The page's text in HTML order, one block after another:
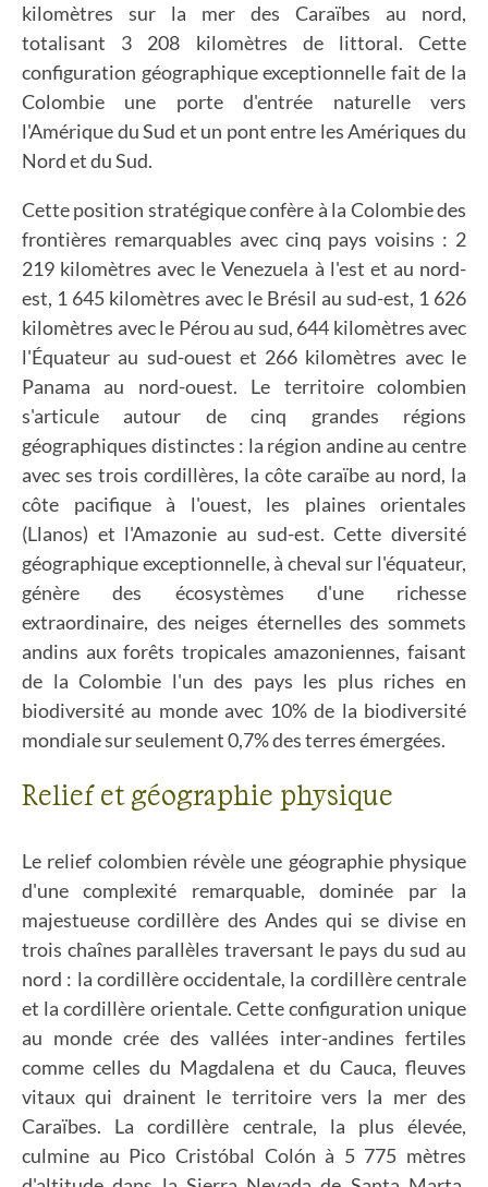
kilomètres sur la mer des Caraïbes au nord,
totalisant 3 208 kilomètres de littoral. Cette
configuration géographique exceptionnelle fait de la
Colombie une porte d'entrée naturelle vers
l'Amérique du Sud et un pont entre les Amériques du
Nord et du Sud.
Cette position stratégique confère à la Colombie des
frontières remarquables avec cinq pays voisins : 2
219 kilomètres avec le Venezuela à l'est et au nord-
est, 1 645 kilomètres avec le Brésil au sud-est, 1 626
kilomètres avec le Pérou au sud, 644 kilomètres avec
l'Équateur au sud-ouest et 266 kilomètres avec le
Panama au nord-ouest. Le territoire colombien
s'articule autour de cinq grandes régions
géographiques distinctes : la région andine au centre
avec ses trois cordillères, la côte caraïbe au nord, la
côte pacifique à l'ouest, les plaines orientales
(Llanos) et l'Amazonie au sud-est. Cette diversité
géographique exceptionnelle, à cheval sur l'équateur,
génère des écosystèmes d'une richesse
extraordinaire, des neiges éternelles des sommets
andins aux forêts tropicales amazoniennes, faisant
de la Colombie l'un des pays les plus riches en
biodiversité au monde avec 10% de la biodiversité
mondiale sur seulement 0,7% des terres émergées.
Relief et géographie physique
Le relief colombien révèle une géographie physique
d'une complexité remarquable, dominée par la
majestueuse cordillère des Andes qui se divise en
trois chaînes parallèles traversant le pays du sud au
nord : la cordillère occidentale, la cordillère centrale
et la cordillère orientale. Cette configuration unique
au monde crée des vallées inter-andines fertiles
comme celles du Magdalena et du Cauca, fleuves
vitaux qui drainent le territoire vers la mer des
Caraïbes. La cordillère centrale, la plus élevée,
culmine au Pico Cristóbal Colón à 5 775 mètres